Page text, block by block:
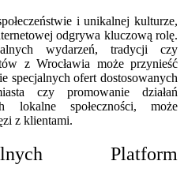
i unikalnej kulturze,
odgrywa kluczową rolę.
wydarzeń, tradycji czy
z Wrocławia może przynieść
specjalnych ofert dostosowanych
czy promowanie działań
lokalne społeczności, może
z klientami.
Platform